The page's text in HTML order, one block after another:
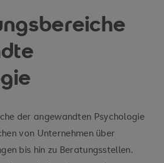
Studium
(M.Sc.)
der angewandten Psychologie
von Unternehmen über
bis hin zu Beratungsstellen.